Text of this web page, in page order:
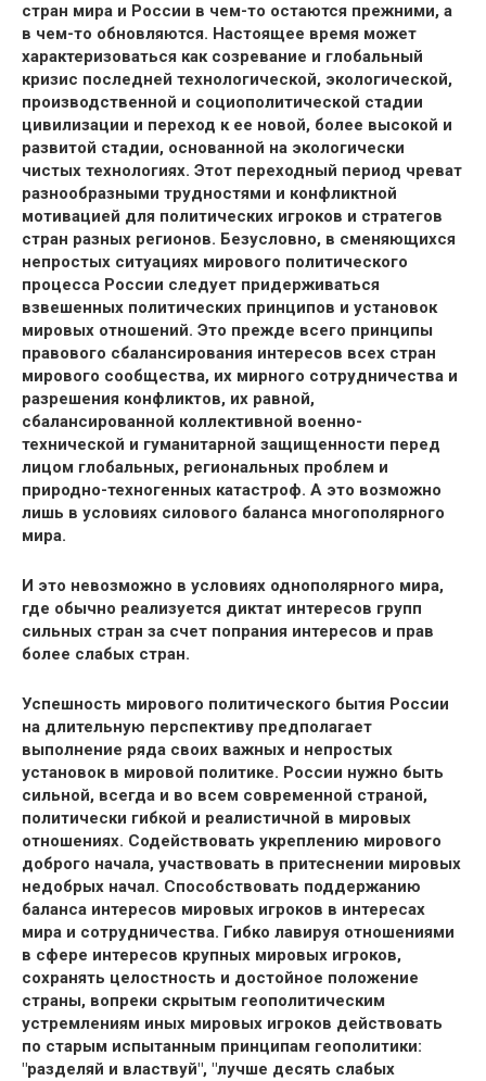
стран мира и России в чем-то остаются прежними, а
в чем-то обновляются. Настоящее время может
характеризоваться как созревание и глобальный
кризис последней технологической, экологической,
производственной и социополитической стадии
цивилизации и переход к ее новой, более высокой и
развитой стадии, основанной на экологически
чистых технологиях. Этот переходный период чреват
разнообразными трудностями и конфликтной
мотивацией для политических игроков и стратегов
стран разных регионов. Безусловно, в сменяющихся
непростых ситуациях мирового политического
процесса России следует придерживаться
взвешенных политических принципов и установок
мировых отношений. Это прежде всего принципы
правового сбалансирования интересов всех стран
мирового сообщества, их мирного сотрудничества и
разрешения конфликтов, их равной,
сбалансированной коллективной военно-
технической и гуманитарной защищенности перед
лицом глобальных, региональных проблем и
природно-техногенных катастроф. А это возможно
лишь в условиях силового баланса многополярного
мира.
И это невозможно в условиях однополярного мира,
где обычно реализуется диктат интересов групп
сильных стран за счет попрания интересов и прав
более слабых стран.
Успешность мирового политического бытия России
на длительную перспективу предполагает
выполнение ряда своих важных и непростых
установок в мировой политике. России нужно быть
сильной, всегда и во всем современной страной,
политически гибкой и реалистичной в мировых
отношениях. Содействовать укреплению мирового
доброго начала, участвовать в притеснении мировых
недобрых начал. Способствовать поддержанию
баланса интересов мировых игроков в интересах
мира и сотрудничества. Гибко лавируя отношениями
в сфере интересов крупных мировых игроков,
сохранять целостность и достойное положение
страны, вопреки скрытым геополитическим
устремлениям иных мировых игроков действовать
по старым испытанным принципам геополитики:
"разделяй и властвуй", "лучше десять слабых